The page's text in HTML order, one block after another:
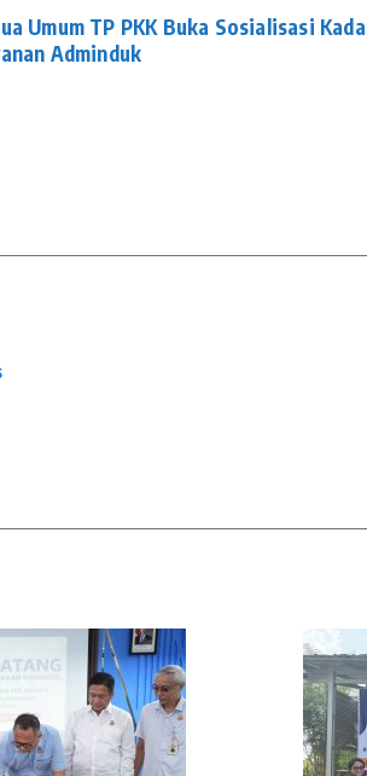
Umum TP PKK Buka Sosialisasi
Adminduk